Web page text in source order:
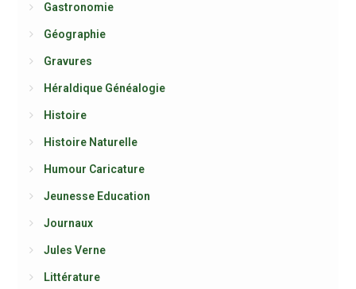
Gastronomie
Géographie
Gravures
Héraldique Généalogie
Histoire
Histoire Naturelle
Humour Caricature
Jeunesse Education
Journaux
Jules Verne
Littérature